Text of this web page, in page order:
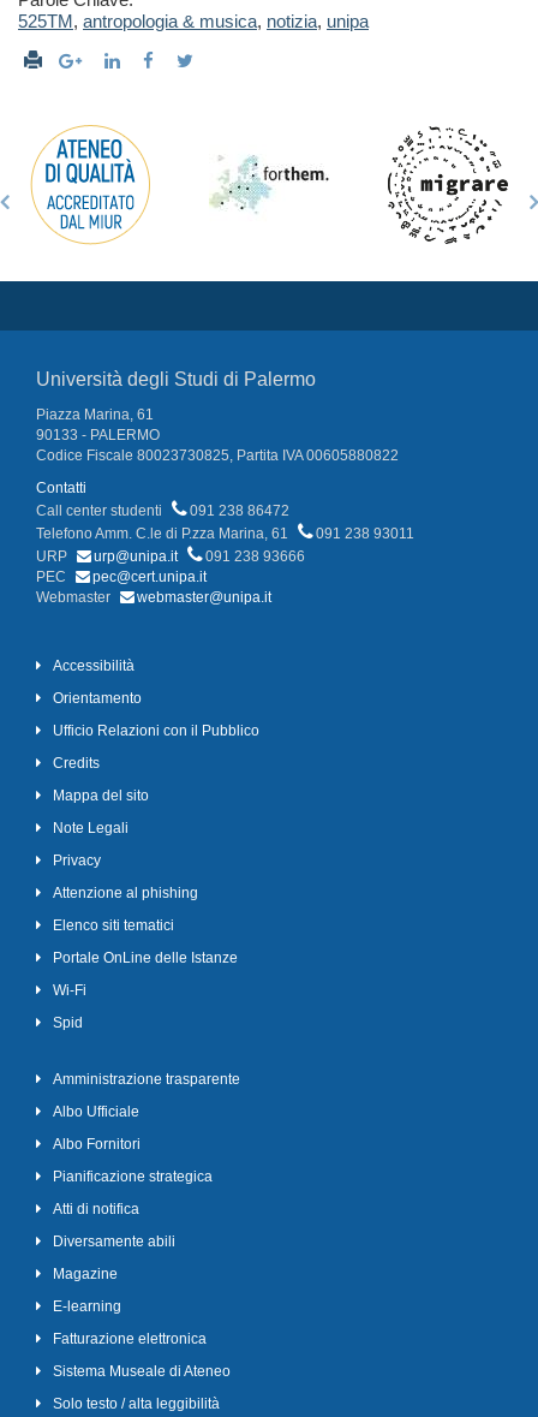
525TM, antropologia & musica, notizia, unipa
Università degli Studi di Palermo
Piazza Marina, 61
90133 - PALERMO
Codice Fiscale 80023730825, Partita IVA 00605880822
Contatti
Call center studenti
091 238 86472
Telefono Amm. C.le di P.zza Marina, 61
091 238 93011
URP
urp@unipa.it
091 238 93666
PEC
pec@cert.unipa.it
Webmaster
webmaster@unipa.it
Accessibilità
Orientamento
Ufficio Relazioni con il Pubblico
Credits
Mappa del sito
Note Legali
Privacy
Attenzione al phishing
Elenco siti tematici
Portale OnLine delle Istanze
Wi-Fi
Spid
Amministrazione trasparente
Albo Ufficiale
Albo Fornitori
Pianificazione strategica
Atti di notifica
Diversamente abili
Magazine
E-learning
Fatturazione elettronica
Sistema Museale di Ateneo
Solo testo / alta leggibilità